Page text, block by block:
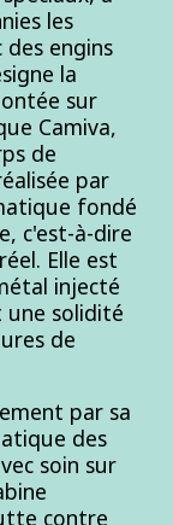
les
des engins
la
sur
Camiva,
de
par
fondé
c'est-à-dire
Elle est
injecté
une solidité
de
par sa
des
soin sur
contre